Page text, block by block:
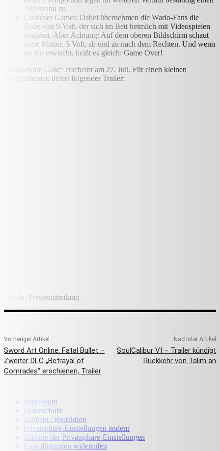
Affenzahn zu.
Lautloser Gamer: Dabei übernehmen die Wario-Fans die
Rolle von 9-Volt, der sich im Bett heimlich mit Videospielen
amüsiert. Aber Achtung: Auf dem oberen Bildschirm schaut
seine Mutter, 5-Volt, ab und zu nach dem Rechten. Und wenn
sie ihn erwischt, heißt es gleich: Game Over!
„WarioWare Gold“ erscheint am 27. Juli. Für einen kleinen
Vorgeschmack liefert folgender Trailer:
Quelle: Pressemitteilung
Vorheriger Artikel
Sword Art Online: Fatal Bullet –
Zweiter DLC „Betrayal of
Comrades“ erschienen, Trailer
Nächster Artikel
SoulCalibur VI – Trailer kündigt
Rückkehr von Talim an
Impressum
Datenschutz
Kontakt / Redaktion
Privatsphäre-Einstellungen ändern
Historie der Privatsphäre-Einstellungen
Einwilligungen widerrufen